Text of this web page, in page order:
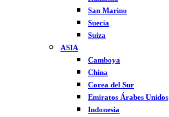
San Marino
Suecia
Suiza
ASIA
Camboya
China
Corea del Sur
Emiratos Árabes Unidos
Indonesia